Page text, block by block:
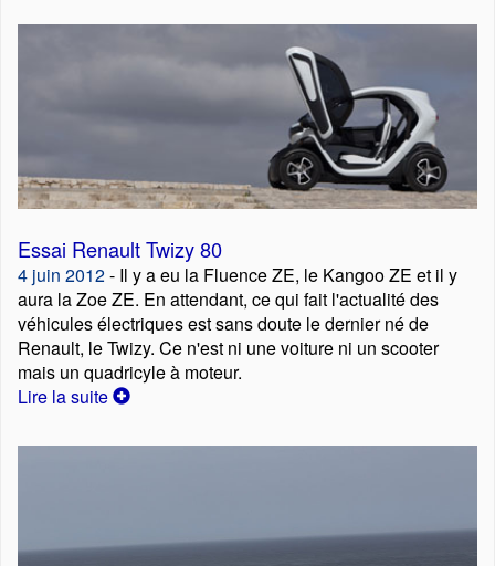
Essai Renault Twizy 80
4 juin 2012- Il y a eu la Fluence ZE, le Kangoo ZE et il y
aura la Zoe ZE. En attendant, ce qui fait l'actualité des
véhicules électriques est sans doute le dernier né de
Renault, le Twizy. Ce n'est ni une voiture ni un scooter
mais un quadricyle à moteur.
Lire la suite